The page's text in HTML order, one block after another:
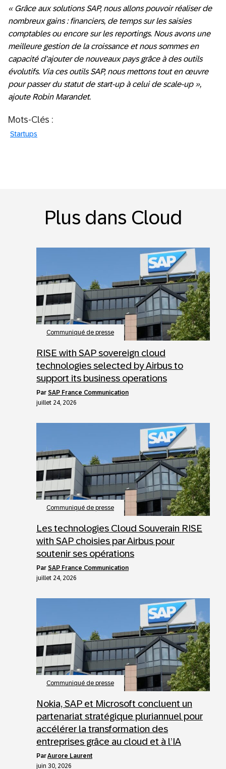
« Grâce aux solutions SAP, nous allons pouvoir réaliser de
nombreux gains : financiers, de temps sur les saisies
comptables ou encore sur les reportings. Nous avons une
meilleure gestion de la croissance et nous sommes en
capacité d’ajouter de nouveaux pays grâce à des outils
évolutifs. Via ces outils SAP, nous mettons tout en œuvre
pour passer du statut de start-up à celui de scale-up »,
ajoute Robin Marandet.
Mots-Clés :
Startups
Plus dans Cloud
Communiqué de presse
RISE with SAP sovereign cloud
technologies selected by Airbus to
support its business operations
par SAP France Communication
juillet 24, 2026
Communiqué de presse
Les technologies Cloud Souverain RISE
with SAP choisies par Airbus pour
soutenir ses opérations
par SAP France Communication
juillet 24, 2026
Communiqué de presse
Nokia, SAP et Microsoft concluent un
partenariat stratégique pluriannuel pour
accélérer la transformation des
entreprises grâce au cloud et à l’IA
parAurore Laurent
juin 30, 2026